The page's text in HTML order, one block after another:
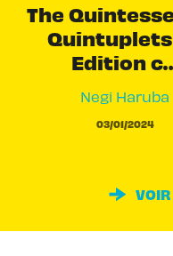
The
Quintuplets
Edition
Negi Haruba
03/01/2024